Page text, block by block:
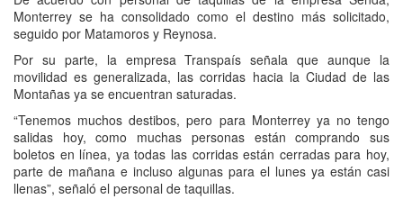
Monterrey se ha consolidado como el destino más solicitado,
seguido por Matamoros y Reynosa.
Por su parte, la empresa Transpaís señala que aunque la
movilidad es generalizada, las corridas hacia la Ciudad de las
Montañas ya se encuentran saturadas.
“Tenemos muchos destibos, pero para Monterrey ya no tengo
salidas hoy, como muchas personas están comprando sus
boletos en línea, ya todas las corridas están cerradas para hoy,
parte de mañana e incluso algunas para el lunes ya están casi
llenas”, señaló el personal de taquillas.